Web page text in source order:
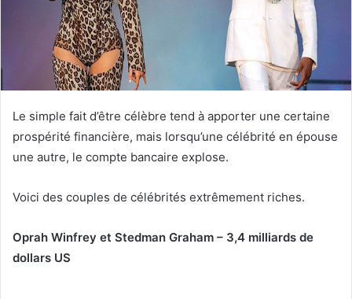
Le simple fait d’être célèbre tend à apporter une certaine
prospérité financière, mais lorsqu’une célébrité en épouse
une autre, le compte bancaire explose.
Voici des couples de célébrités extrêmement riches.
Oprah Winfrey et Stedman Graham – 3,4 milliards de
dollars US